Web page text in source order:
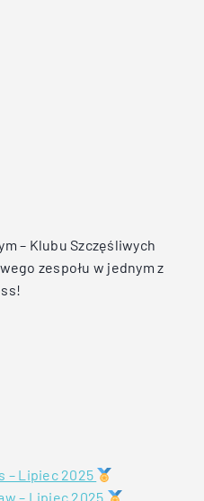
– Klubu Szczęśliwych
zespołu w jednym z
– Lipiec 2025
– Lipiec 2025